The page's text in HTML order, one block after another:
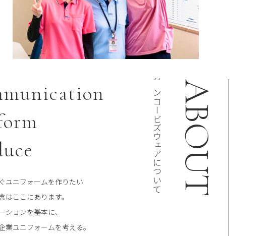
ユニフォームを作りたい
はここにあります。
ションを基本に、
業ユニフォームを考える。
カンコービズウェアについて ABOUT